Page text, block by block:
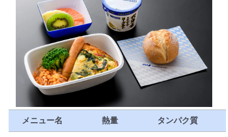
メニュー名 熱量 タンパク質